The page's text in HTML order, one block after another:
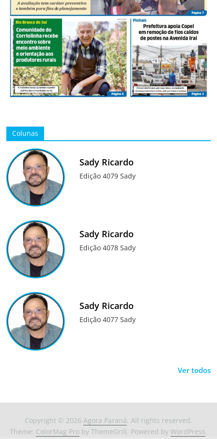
Colunas
Sady Ricardo
Edição 4079 Sady
Sady Ricardo
Edição 4078 Sady
Sady Ricardo
Edição 4077 Sady
Ver todos
Copyright © 2026 Agora Paraná. All rights reserved.
Theme: ColorMag Proby ThemeGrill. Powered by WordPress.